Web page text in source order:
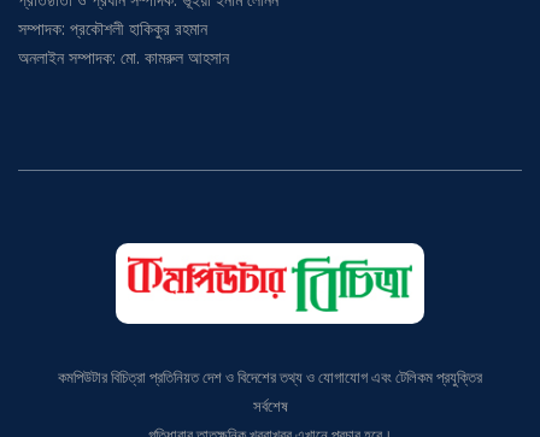
সম্পাদক: প্রকৌশলী হাকিকুর রহমান
অনলাইন সম্পাদক: মো. কামরুল আহসান
কমপিউটার বিচিত্রা প্রতিনিয়ত দেশ ও বিদেশের তথ্য ও যোগাযোগ এবং টেলিকম প্রযুক্তির
সর্বশেষ